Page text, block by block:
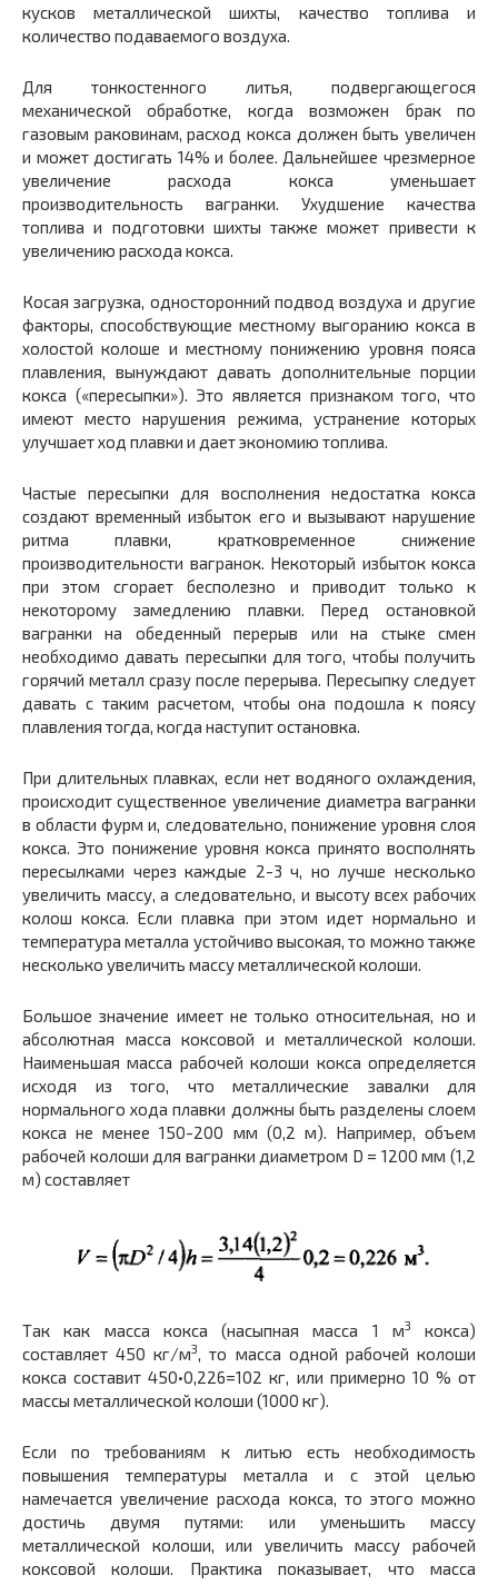
кусков металлической шихты, качество топлива и
количество подаваемого воздуха.
Для тонкостенного литья, подвергающегося
механической обработке, когда возможен брак по
газовым раковинам, расход кокса должен быть увеличен
и может достигать 14% и более. Дальнейшее чрезмерное
увеличение расхода кокса уменьшает
производительность вагранки. Ухудшение качества
топлива и подготовки шихты также может привести к
увеличению расхода кокса.
Косая загрузка, односторонний подвод воздуха и другие
факторы, способствующие местному выгоранию кокса в
холостой колоше и местному понижению уровня пояса
плавления, вынуждают давать дополнительные порции
кокса («пересыпки»). Это является признаком того, что
имеют место нарушения режима, устранение которых
улучшает ход плавки и дает экономию топлива.
Частые пересыпки для восполнения недостатка кокса
создают временный избыток его и вызывают нарушение
ритма плавки, кратковременное снижение
производительности вагранок. Некоторый избыток кокса
при этом сгорает бесполезно и приводит только к
некоторому замедлению плавки. Перед остановкой
вагранки на обеденный перерыв или на стыке смен
необходимо давать пересыпки для того, чтобы получить
горячий металл сразу после перерыва. Пересыпку следует
давать с таким расчетом, чтобы она подошла к поясу
плавления тогда, когда наступит остановка.
При длительных плавках, если нет водяного охлаждения,
происходит существенное увеличение диаметра вагранки
в области фурм и, следовательно, понижение уровня слоя
кокса. Это понижение уровня кокса принято восполнять
пересылками через каждые 2-3 ч, но лучше несколько
увеличить массу, а следовательно, и высоту всех рабочих
колош кокса. Если плавка при этом идет нормально и
температура металла устойчиво высокая, то можно также
несколько увеличить массу металлической колоши.
Большое значение имеет не только относительная, но и
абсолютная масса коксовой и металлической колоши.
Наименьшая масса рабочей колоши кокса определяется
исходя из того, что металлические завалки для
нормального хода плавки должны быть разделены слоем
кокса не менее 150-200 мм (0,2 м). Например, объем
рабочей колоши для вагранки диаметром D = 1200 мм (1,2
м) составляет
Так как масса кокса (насыпная масса 1 м3
кокса)
составляет 450 кг/м3, то масса одной рабочей колоши
кокса составит 450•0,226=102 кг, или примерно 10 % от
массы металлической колоши (1000 кг).
Если по требованиям к литью есть необходимость
повышения температуры металла и с этой целью
намечается увеличение расхода кокса, то этого можно
достичь двумя путями: или уменьшить массу
металлической колоши, или увеличить массу рабочей
коксовой колоши. Практика показывает, что масса